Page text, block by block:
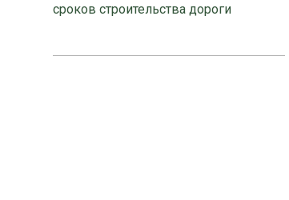
сроков строительства дороги